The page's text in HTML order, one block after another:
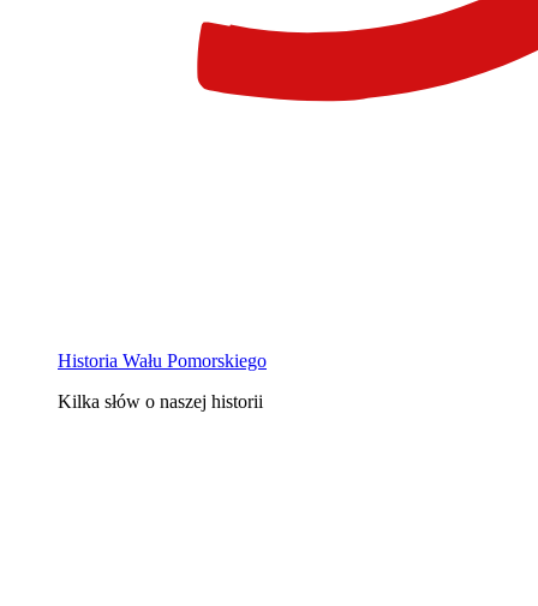
Historia Wału Pomorskiego
Kilka słów o naszej historii